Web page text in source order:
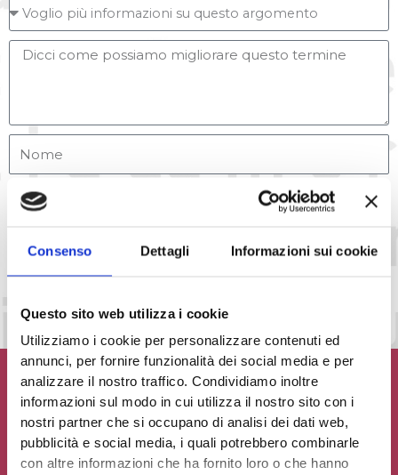
Consenso Dettagli Informazioni sui cookie
Questo sito web utilizza i cookie
Utilizziamo i cookie per personalizzare contenuti ed
annunci, per fornire funzionalità dei social media e per
analizzare il nostro traffico. Condividiamo inoltre
informazioni sul modo in cui utilizza il nostro sito con i
nostri partner che si occupano di analisi dei dati web,
pubblicità e social media, i quali potrebbero combinarle
con altre informazioni che ha fornito loro o che hanno
Accetto la Privacy Policydel sito web
Contribuisci al glossario